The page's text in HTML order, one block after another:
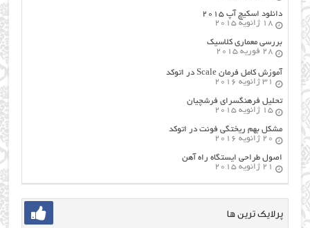
دانلود اسکیچ آپ ۲۰۱۵
18 ژانویه 2015
بررسی معماری کلاسیک
28 فوریه 2015
آموزش کامل فرمان Scale در اتوکد
31 ژانویه 2016
تحلیل فرهنگسرای فرشچیان
15 ژانویه 2015
مشکل بهم ریختگی فونت در اتوکد
20 ژانویه 2016
اصول طراحي ایستگاه راه آهن
21 ژانویه 2015
پرلایک ترین ها